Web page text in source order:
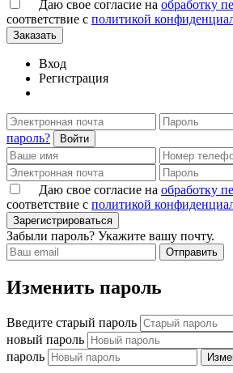
Даю свое согласие на обработку
соответствие с политикой
Заказать
Вход
Регистрация
пароль?
Войти
Даю свое согласие на обработку
соответствие с политикой
Зарегистрироваться
Забыли пароль? Укажите вашу почту.
Отправить
Изменить пароль
Введите старый пароль
новый пароль
пароль